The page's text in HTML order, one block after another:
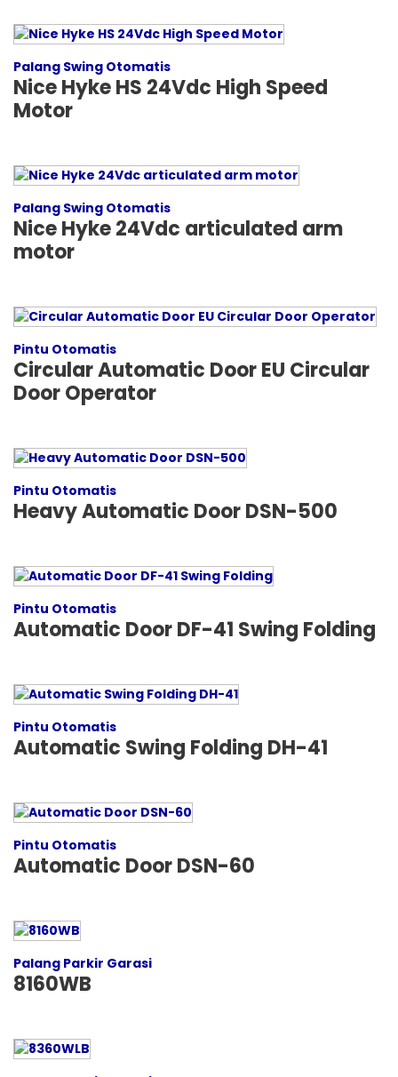
Palang Swing Otomatis
Nice Hyke HS 24Vdc High Speed
Motor
Palang Swing Otomatis
Nice Hyke 24Vdc articulated arm
motor
Pintu Otomatis
Circular Automatic Door EU Circular
Door Operator
Pintu Otomatis
Heavy Automatic Door DSN-500
Pintu Otomatis
Automatic Door DF-41 Swing Folding
Pintu Otomatis
Automatic Swing Folding DH-41
Pintu Otomatis
Automatic Door DSN-60
Palang Parkir Garasi
8160WB